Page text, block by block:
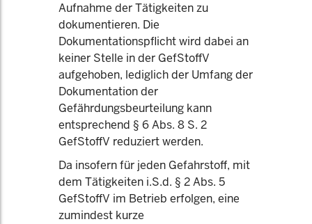
Aufnahme der Tätigkeiten zu
dokumentieren. Die
Dokumentationspflicht wird dabei an
keiner Stelle in der GefStoffV
aufgehoben, lediglich der Umfang der
Dokumentation der
Gefährdungsbeurteilung kann
entsprechend § 6 Abs. 8 S. 2
GefStoffV reduziert werden.
Da insofern für jeden Gefahrstoff, mit
dem Tätigkeiten i.S.d. § 2 Abs. 5
GefStoffV im Betrieb erfolgen, eine
zumindest kurze